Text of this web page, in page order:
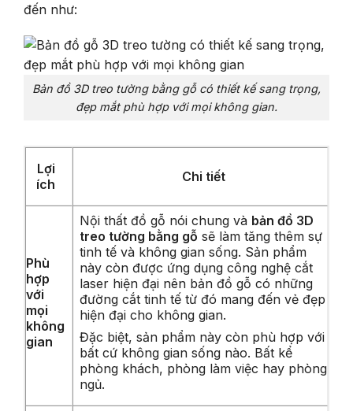
đến như:
Bản đồ 3D treo tường bằng gỗ có thiết kế sang trọng,
đẹp mắt phù hợp với mọi không gian.
Lợi
ích
Chi tiết
Phù
hợp
với
mọi
không
gian
Nội thất đồ gỗ nói chung và bản đồ 3D
treo tường bằng gỗ sẽ làm tăng thêm sự
tinh tế và không gian sống. Sản phẩm
này còn được ứng dụng công nghệ cắt
laser hiện đại nên bản đồ gỗ có những
đường cắt tinh tế từ đó mang đến vẻ đẹp
hiện đại cho không gian.
Đặc biệt, sản phẩm này còn phù hợp với
bất cứ không gian sống nào. Bất kể
phòng khách, phòng làm việc hay phòng
ngủ.